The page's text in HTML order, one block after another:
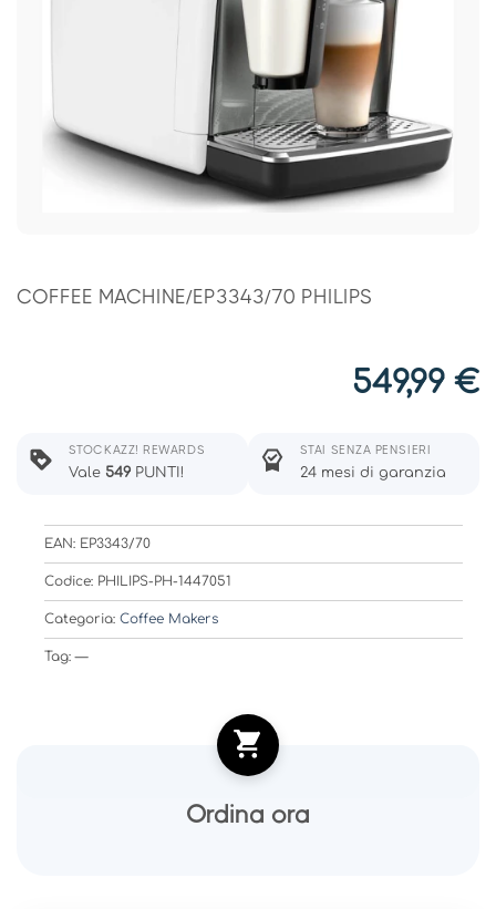
COFFEE MACHINE/EP3343/70 PHILIPS
549,99 €
STOCKAZZ! REWARDS
Vale 549 PUNTI!
STAI SENZA PENSIERI
24 mesi di garanzia
EAN: EP3343/70
Codice: PHILIPS-PH-1447051
Categoria: Coffee Makers
Tag: —
Ordina ora